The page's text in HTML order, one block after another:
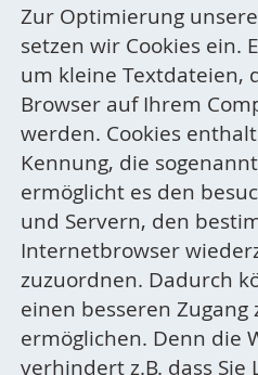
Zur Optimierung
setzen wir Cookies ein.
um kleine Textdateien,
Browser auf Ihrem
werden. Cookies
Kennung, die
ermöglicht es den
und Servern, den
Internetbrowser
zuzuordnen. Dadurch
einen besseren Zugang
ermöglichen. Denn die
verhindert z.B. dass